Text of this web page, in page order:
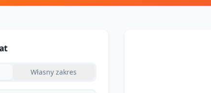
Własny zakres